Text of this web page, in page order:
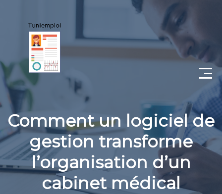
CV
Lettre de motivation
Portfolio
Candidat
Comment un logiciel de
gestion transforme
l’organisation d’un
cabinet médical